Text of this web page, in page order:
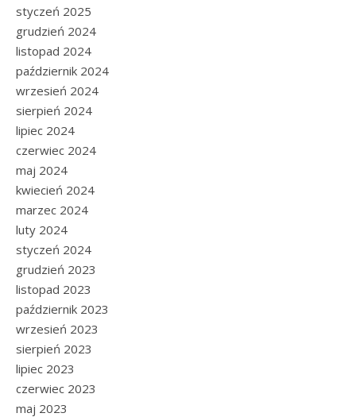
styczeń 2025
grudzień 2024
listopad 2024
październik 2024
wrzesień 2024
sierpień 2024
lipiec 2024
czerwiec 2024
maj 2024
kwiecień 2024
marzec 2024
luty 2024
styczeń 2024
grudzień 2023
listopad 2023
październik 2023
wrzesień 2023
sierpień 2023
lipiec 2023
czerwiec 2023
maj 2023